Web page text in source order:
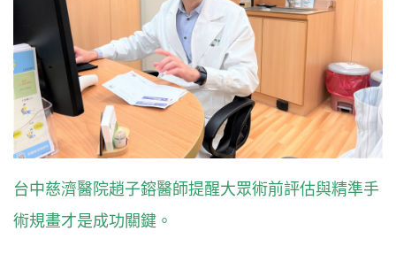
台中慈濟醫院趙子鎔醫師提醒大眾術前評估與精準手
術規畫才是成功關鍵。